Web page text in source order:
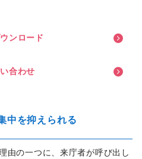
ウ ン ロ ー ド
い合わせ
中を抑えられる
由の一つに、来庁者が呼び出し